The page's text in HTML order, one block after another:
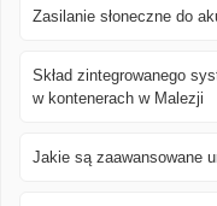
Zasilanie słoneczne do
Skład zintegrowanego
w kontenerach w Malezji
Jakie są zaawansowane